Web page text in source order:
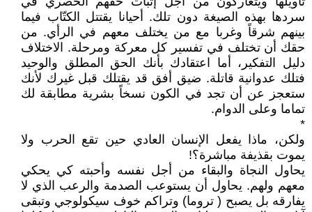
سردها بهذه الصيغة دون تلك. أحيانا يقتتل الكتّاب فيما
بينهم شرقاً وغربا مع من يختلف معهم في الرأي. من
حقك أن تختلف في تفسير كل معركة ومرحلة. الاختلاف
دليل التفكير، أما اعتقادك بأنك الحق المطلق والوحيد
فتلك عدوانية قاتلة. ضيق أفق قد يقتلك قبل غيرك لأنك
ستعجز عن أن تجد في الكون نسخاً بشرية مطابقة لك
تماما وعلى الدوام.
*
ولكن، ماذا يفعل الإنسان العادي حين تقع الحرب ولا
يموت بقذيفة مباشرة؟!
يحاول النجاة والبقاء من أجل نفسه وأحبته كي يحكي
معهم ولهم. يحاول أن يستوعب الصدمة والرعب الذي لا
يفارقه بل يصبح ( تروما) وتراكم خوف سيكولوجي وتبقى